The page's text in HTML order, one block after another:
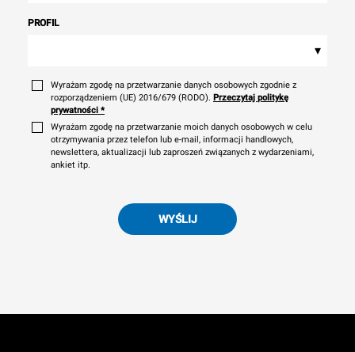
PROFIL
▾
Wyrażam zgodę na przetwarzanie danych osobowych zgodnie z
rozporządzeniem (UE) 2016/679 (RODO). Przeczytaj politykę
prywatności *
Wyrażam zgodę na przetwarzanie moich danych osobowych w celu
otrzymywania przez telefon lub e-mail, informacji handlowych,
newslettera, aktualizacji lub zaproszeń związanych z wydarzeniami,
ankiet itp.
WYŚLIJ